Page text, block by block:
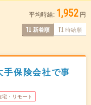
平均時給: 1,952 円
新着順 時給順
保険会社で事
宅・リモート